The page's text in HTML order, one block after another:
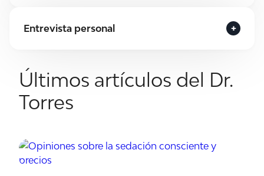
Entrevista personal
Últimos artículos del Dr.
Torres